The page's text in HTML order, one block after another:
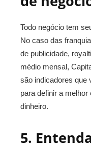
Todo negócio tem
No caso das
de publicidade,
médio mensal,
são indicadores que
para definir a
dinheiro.
5.